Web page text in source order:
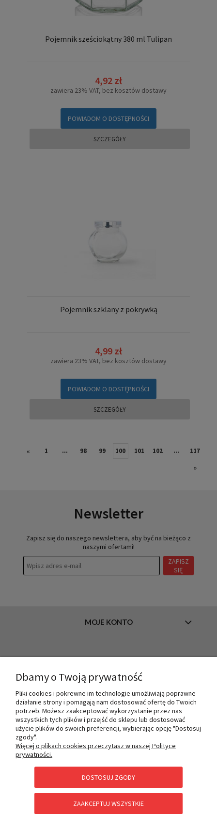
Pojemnik sześciokątny 380 ml Tulipan
4,92 zł
zawiera 23% VAT, bez kosztów dostawy
POWIADOM O DOSTĘPNOŚCI
SZCZEGÓŁY
Pojemnik szklany z pokrywką
4,99 zł
zawiera 23% VAT, bez kosztów dostawy
POWIADOM O DOSTĘPNOŚCI
SZCZEGÓŁY
« 1 ... 98 99 100 101 102 ... 117
»
Newsletter
Zapisz się do naszego newslettera, aby być na bieżąco z
naszymi ofertami!
ZAPISZ
SIĘ
MOJE KONTO
INFORMACJE
O NAS
POMOC
Dbamy o Twoją prywatność
Pliki cookies i pokrewne im technologie umożliwiają poprawne
działanie strony i pomagają nam dostosować ofertę do Twoich
potrzeb. Możesz zaakceptować wykorzystanie przez nas
wszystkich tych plików i przejść do sklepu lub dostosować
użycie plików do swoich preferencji, wybierając opcję "Dostosuj
zgody".
Więcej o plikach cookies przeczytasz w naszej Polityce
prywatności.
DOSTOSUJ ZGODY
ZAAKCEPTUJ WSZYSTKIE